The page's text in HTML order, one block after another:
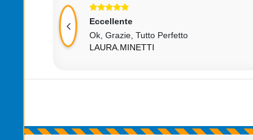
Eccellente
Ok, Grazie, Tutto Perfetto
LAURA.MINETTI